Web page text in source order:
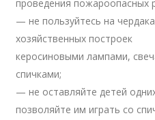
проведения пожароопасных
— не пользуйтесь на
хозяйственных построек
керосиновыми лампами,
спичками;
— не оставляйте детей
позволяйте им играть со